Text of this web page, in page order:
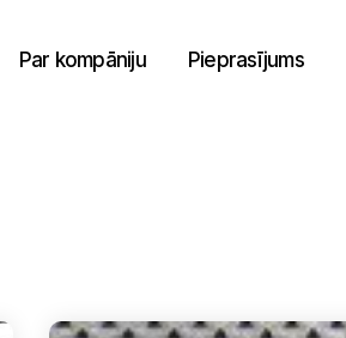
Par kompāniju Pieprasījums